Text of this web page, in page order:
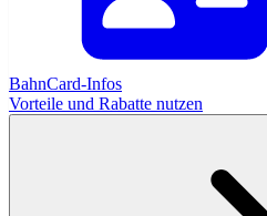
BahnCard-Infos
Vorteile und Rabatte nutzen